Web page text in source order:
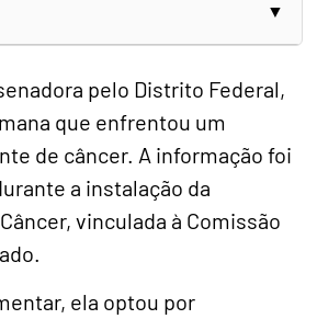
pelo Distrito Federal,
que enfrentou um
de câncer. A informação foi
a instalação da
vinculada à Comissão
ela optou por